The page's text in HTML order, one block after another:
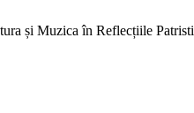
și Muzica în Reflecțiile